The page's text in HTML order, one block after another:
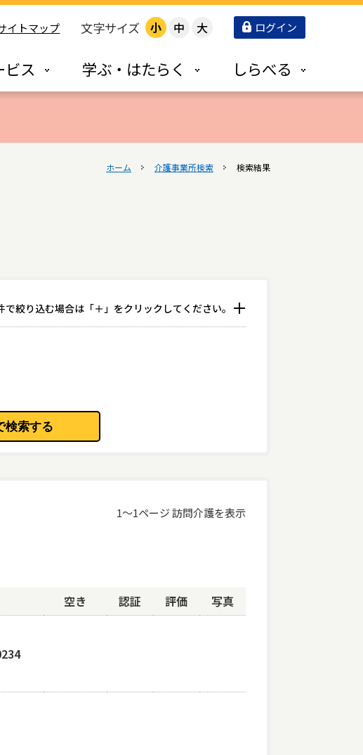
イトマップ 文字サイズ 小 中 大 ログイン
ビス 学ぶ・はたらく しらべる
ホーム 介護事業所検索 検索結果
で絞り込む場合は「＋」をクリックしてください。
あり・なし両方を表示 あり
なし
しない
1～1ページ 訪問介護を表示
空き 認証 評価 写真